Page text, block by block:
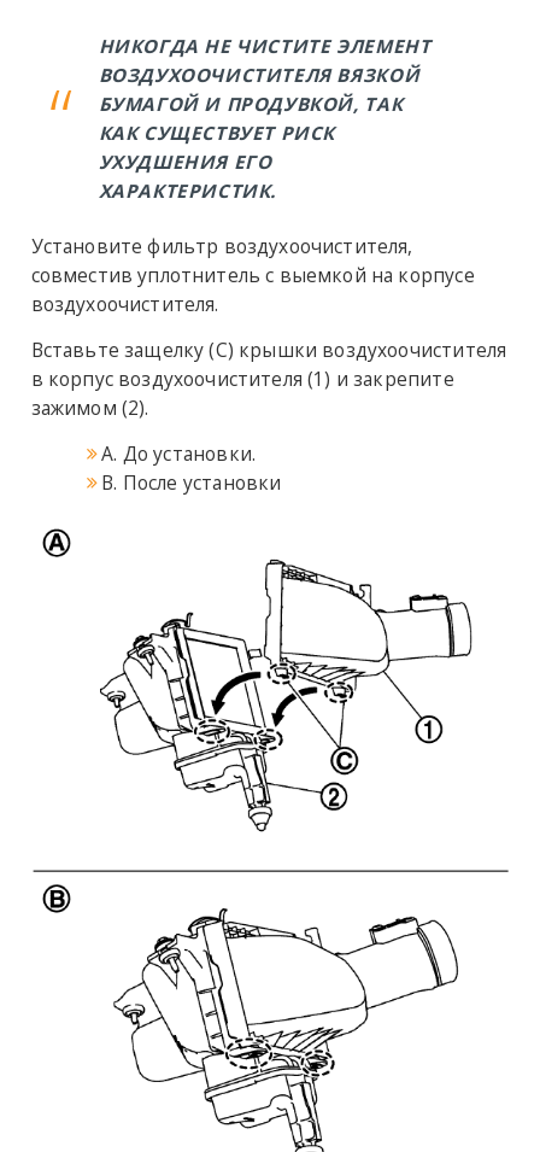
НИКОГДА НЕ ЧИСТИТЕ ЭЛЕМЕНТ
ВОЗДУХООЧИСТИТЕЛЯ ВЯЗКОЙ
БУМАГОЙ И ПРОДУВКОЙ, ТАК
КАК СУЩЕСТВУЕТ РИСК
УХУДШЕНИЯ ЕГО
ХАРАКТЕРИСТИК.
Установите фильтр воздухоочистителя,
совместив уплотнитель с выемкой на корпусе
воздухоочистителя.
Вставьте защелку (С) крышки воздухоочистителя
в корпус воздухоочистителя (1) и закрепите
зажимом (2).
A. До установки.
B. После установки